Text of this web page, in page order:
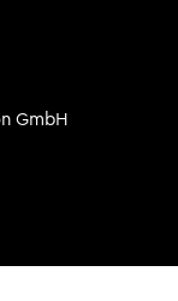
GmbH